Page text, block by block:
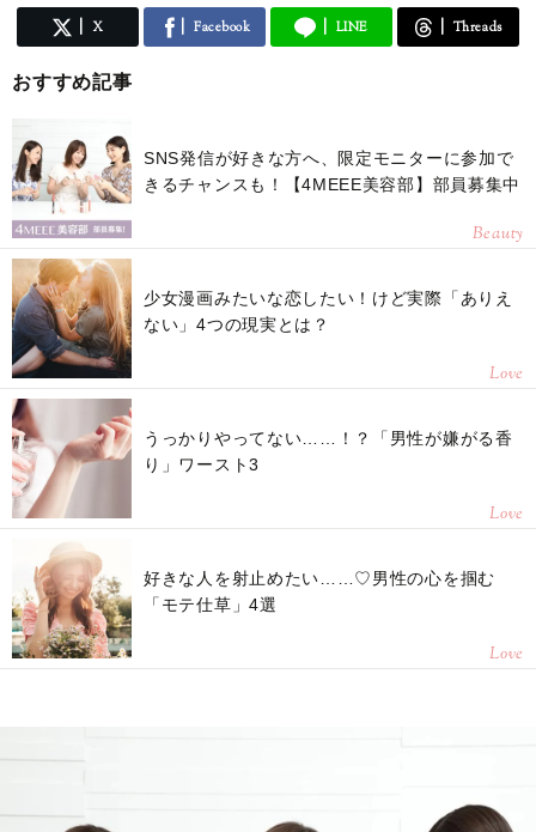
X Facebook LINE Threads
おすすめ記事
SNS発信が好きな方へ、限定モニターに参加で
きるチャンスも！【4MEEE美容部】部員募集中
Beauty
少女漫画みたいな恋したい！けど実際「ありえ
ない」4つの現実とは？
Love
うっかりやってない……！？「男性が嫌がる香
り」ワースト3
Love
好きな人を射止めたい……♡男性の心を掴む
「モテ仕草」4選
Love